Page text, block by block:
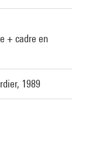
+ cadre en
1989